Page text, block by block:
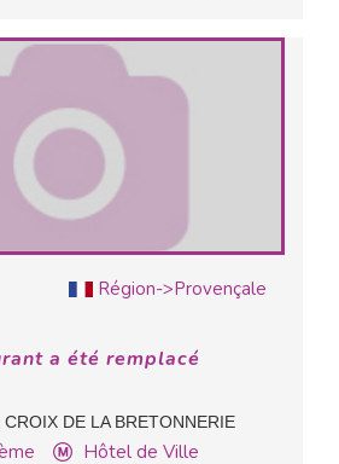
Région->Provençale
a été remplacé
DE LA BRETONNERIE
Hôtel de Ville